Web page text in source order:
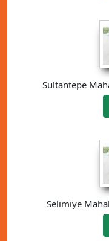
Sultantepe
Selimiye